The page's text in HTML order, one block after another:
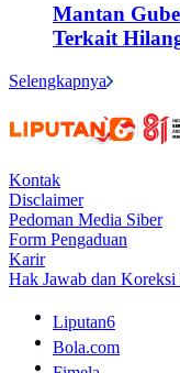
Mantan
Terkait
Selengkapnya
Kontak
Disclaimer
Pedoman Media Siber
Form Pengaduan
Karir
Hak Jawab dan Koreksi
Liputan6
Bola.com